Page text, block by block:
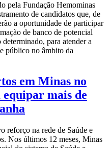
pela Fundação Hemominas
de candidatos que, de
a oportunidade de participar
de banco de potencial
para atender a
público no âmbito da
em Minas no
mais de
reforço na rede de Saúde e
Nos últimos 12 meses, Minas